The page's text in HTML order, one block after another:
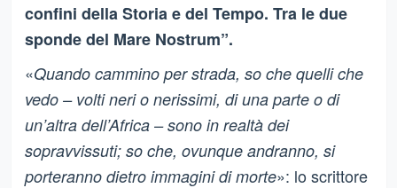
confini della Storia e del Tempo. Tra le due
sponde del Mare Nostrum”.
«Quando cammino per strada, so che quelli che
vedo – volti neri o nerissimi, di una parte o di
un’altra dell’Africa – sono in realtà dei
sopravvissuti; so che, ovunque andranno, si
porteranno dietro immagini di morte»: lo scrittore